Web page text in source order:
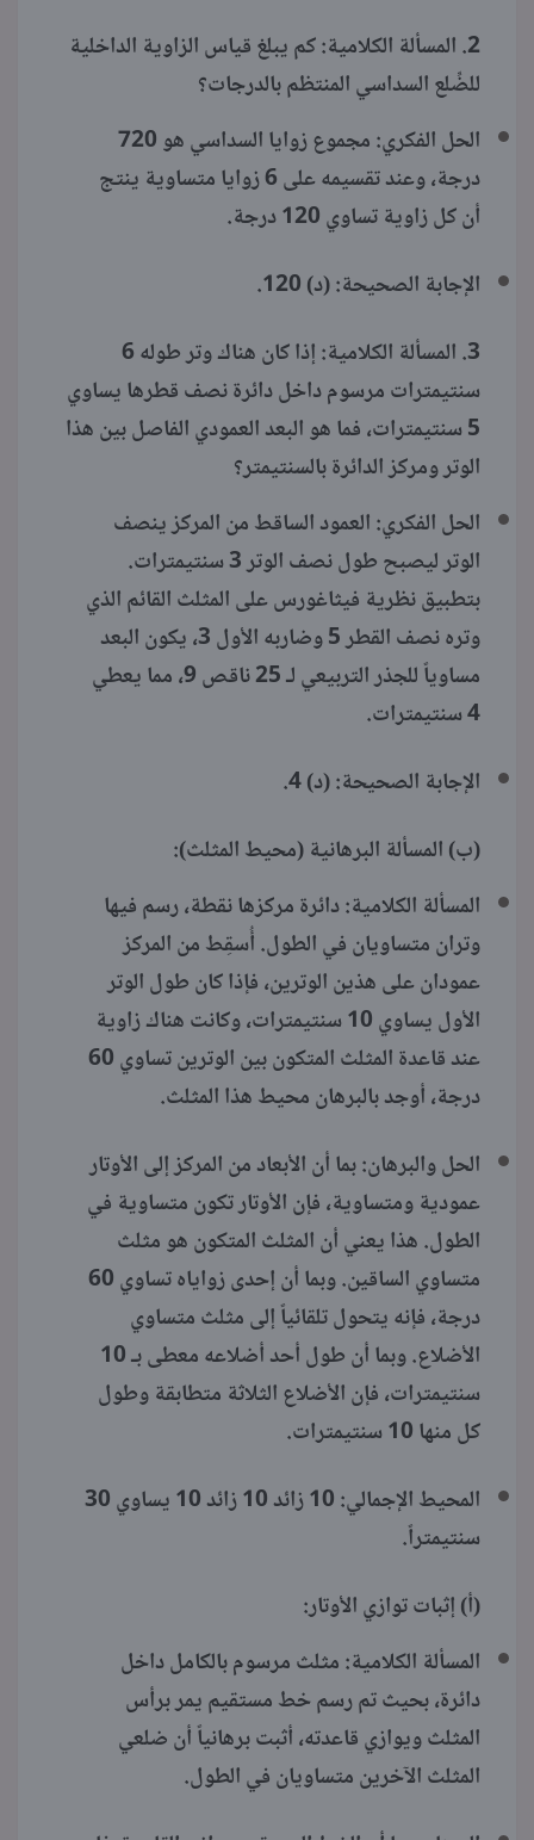
2. المسألة الكلامية: كم يبلغ قياس الزاوية الداخلية
للضِّلع السداسي المنتظم بالدرجات؟
الحل الفكري: مجموع زوايا السداسي هو 720
درجة، وعند تقسيمه على 6 زوايا متساوية ينتج
أن كل زاوية تساوي 120 درجة.
الإجابة الصحيحة: (د) 120.
3. المسألة الكلامية: إذا كان هناك وتر طوله 6
سنتيمترات مرسوم داخل دائرة نصف قطرها يساوي
5 سنتيمترات، فما هو البعد العمودي الفاصل بين هذا
الوتر ومركز الدائرة بالسنتيمتر؟
الحل الفكري: العمود الساقط من المركز ينصف
الوتر ليصبح طول نصف الوتر 3 سنتيمترات.
بتطبيق نظرية فيثاغورس على المثلث القائم الذي
وتره نصف القطر 5 وضاربه الأول 3، يكون البعد
مساوياً للجذر التربيعي لـ 25 ناقص 9، مما يعطي
4 سنتيمترات.
الإجابة الصحيحة: (د) 4.
(ب) المسألة البرهانية (محيط المثلث):
المسألة الكلامية: دائرة مركزها نقطة، رسم فيها
وتران متساويان في الطول. أُسقِط من المركز
عمودان على هذين الوترين، فإذا كان طول الوتر
الأول يساوي 10 سنتيمترات، وكانت هناك زاوية
عند قاعدة المثلث المتكون بين الوترين تساوي 60
درجة، أوجد بالبرهان محيط هذا المثلث.
الحل والبرهان: بما أن الأبعاد من المركز إلى الأوتار
عمودية ومتساوية، فإن الأوتار تكون متساوية في
الطول. هذا يعني أن المثلث المتكون هو مثلث
متساوي الساقين. وبما أن إحدى زواياه تساوي 60
درجة، فإنه يتحول تلقائياً إلى مثلث متساوي
الأضلاع. وبما أن طول أحد أضلاعه معطى بـ 10
سنتيمترات، فإن الأضلاع الثلاثة متطابقة وطول
كل منها 10 سنتيمترات.
المحيط الإجمالي: 10 زائد 10 زائد 10 يساوي 30
سنتيمتراً.
(أ) إثبات توازي الأوتار:
المسألة الكلامية: مثلث مرسوم بالكامل داخل
دائرة، بحيث تم رسم خط مستقيم يمر برأس
المثلث ويوازي قاعدته، أثبت برهانياً أن ضلعي
المثلث الآخرين متساويان في الطول.